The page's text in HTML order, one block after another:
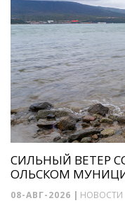
СИЛЬНЫЙ ВЕТЕР
ОЛЬСКОМ
08-АВГ-2026 | НОВОСТИ